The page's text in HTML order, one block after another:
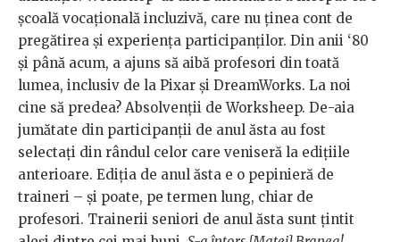
școală vocațională incluzivă, care nu ținea cont de
pregătirea și experiența participanților. Din anii ‘80
și până acum, a ajuns să aibă profesori din toată
lumea, inclusiv de la Pixar și DreamWorks. La noi
cine să predea? Absolvenții de Worksheep. De-aia
jumătate din participanții de anul ăsta au fost
selectați din rândul celor care veniseră la edițiile
anterioare. Ediția de anul ăsta e o pepinieră de
traineri – și poate, pe termen lung, chiar de
profesori. Trainerii seniori de anul ăsta sunt țintit